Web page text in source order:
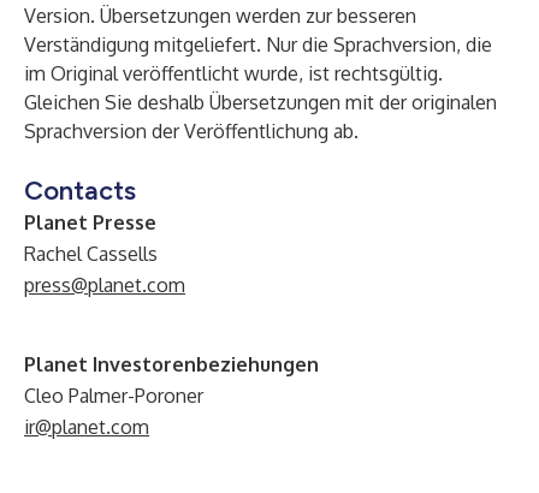
Version. Übersetzungen werden zur besseren
Verständigung mitgeliefert. Nur die Sprachversion, die
im Original veröffentlicht wurde, ist rechtsgültig.
Gleichen Sie deshalb Übersetzungen mit der originalen
Sprachversion der Veröffentlichung ab.
Contacts
Planet Presse
Rachel Cassells
press@planet.com
Planet Investorenbeziehungen
Cleo Palmer-Poroner
ir@planet.com